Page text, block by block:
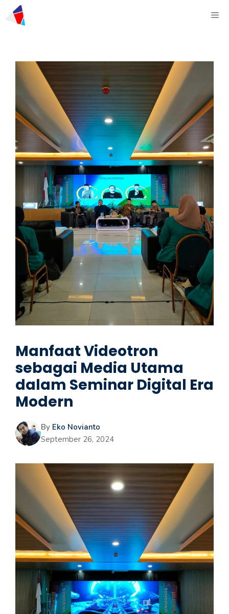
Manfaat Videotron
sebagai Media Utama
dalam Seminar Digital Era
Modern
By Eko Novianto
September 26, 2024